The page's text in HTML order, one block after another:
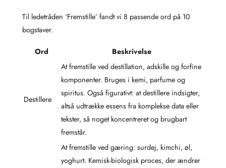
Til ledetråden ‘Fremstille’ fandt vi 8 passende ord på 10
bogstaver.
Ord Beskrivelse
Destillere
At fremstille ved destillation, adskille og forfine
komponenter. Bruges i kemi, parfume og
spiritus. Også figurativt: at destillere indsigter,
altså udtrække essens fra komplekse data eller
tekster, så noget koncentreret og brugbart
fremstår.
At fremstille ved gæring: surdej, kimchi, øl,
yoghurt. Kemisk-biologisk proces, der ændrer